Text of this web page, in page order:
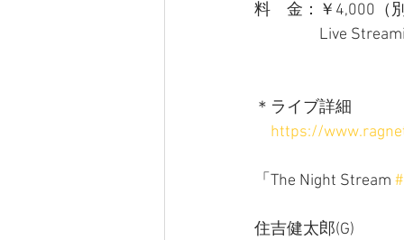
料　金：￥4,000（
Live
＊ライブ詳細
https://
「The Night Stream
住吉健太郎(G)